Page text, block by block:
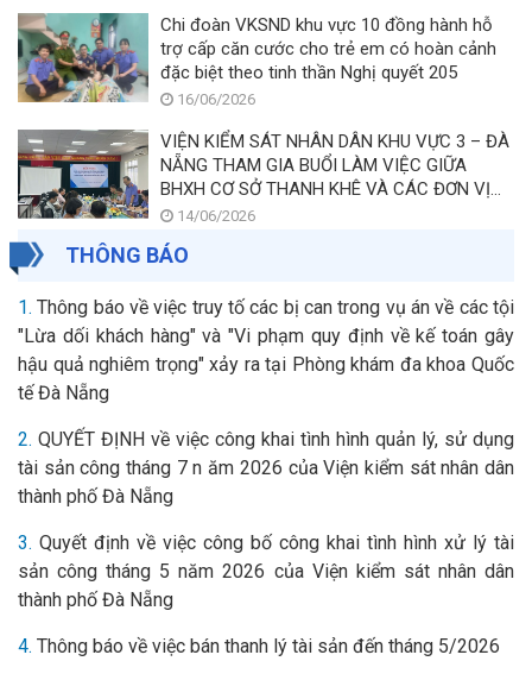
Chi đoàn VKSND khu vực 10 đồng hành hỗ
trợ cấp căn cước cho trẻ em có hoàn cảnh
đặc biệt theo tinh thần Nghị quyết 205
16/06/2026
VIỆN KIỂM SÁT NHÂN DÂN KHU VỰC 3 – ĐÀ
NẴNG THAM GIA BUỔI LÀM VIỆC GIỮA
BHXH CƠ SỞ THANH KHÊ VÀ CÁC ĐƠN VỊ
SỬ DỤNG LAO ĐỘNG CHẬM ĐÓNG TIỀN
THANH KHÊ THEO TINH THẦN NGHỊ QUYẾT
14/06/2026
THÔNG BÁO
1. Thông báo về việc truy tố các bị can trong vụ án về các tội
"Lừa dối khách hàng" và "Vi phạm quy định về kế toán gây
hậu quả nghiêm trọng" xảy ra tại Phòng khám đa khoa Quốc
tế Đà Nẵng
2. QUYẾT ĐỊNH về việc công khai tình hình quản lý, sử dụng
tài sản công tháng 7 n ăm 2026 của Viện kiểm sát nhân dân
thành phố Đà Nẵng
3. Quyết định về việc công bố công khai tình hình xử lý tài
sản công tháng 5 năm 2026 của Viện kiểm sát nhân dân
thành phố Đà Nẵng
4. Thông báo về việc bán thanh lý tài sản đến tháng 5/2026